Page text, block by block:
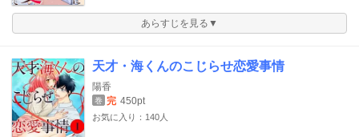
あらすじを見る▼
天才・海くんのこじらせ恋愛事情
陽香
巻 完 450pt
お気に入り：140人